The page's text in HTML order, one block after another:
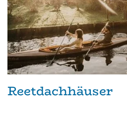
Reetdachhäuser